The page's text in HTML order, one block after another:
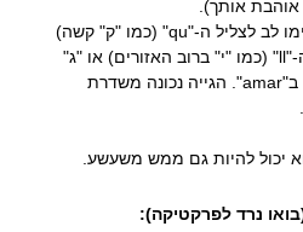
שימו לב לצליל ה-"qu" (כמו "ק" קשה)
ב-"quiero" ולצליל ה-"ll" (כמו "י" ברוב האזורים) או "ג"
במיקומים מסוימים ב"amar". הגייה נכונה משדרת
יכול להיות גם ממש משעשע.
נרד לפרקטיקה):